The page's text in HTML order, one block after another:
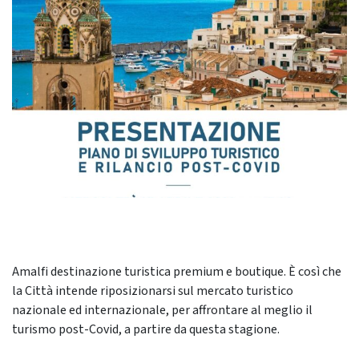
Amalfi destinazione turistica premium e boutique. È così che
la Città intende riposizionarsi sul mercato turistico
nazionale ed internazionale, per affrontare al meglio il
turismo post-Covid, a partire da questa stagione.